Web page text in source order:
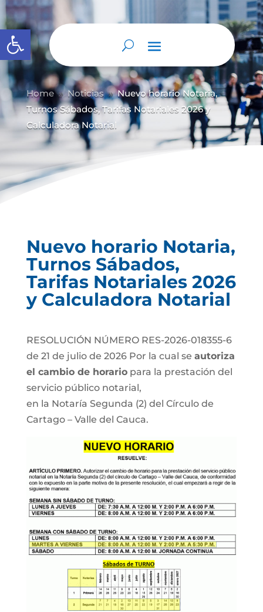
Abrir barra de herramientas
Home 9 Noticias 9 Nuevo horario Notaria,
Turnos Sábados, Tarifas Notariales 2026 y
Calculadora Notarial
Nuevo horario Notaria,
Turnos Sábados,
Tarifas Notariales 2026
y Calculadora Notarial
RESOLUCIÓN NÚMERO RES-2026-018355-6
de 21 de julio de 2026 Por la cual se autoriza
el cambio de horariopara la prestación del
servicio público notarial,
en la Notaría Segunda (2) del Círculo de
Cartago – Valle del Cauca.